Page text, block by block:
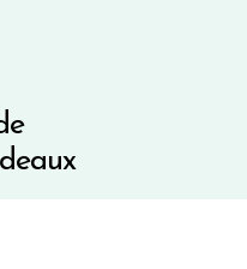
première commande
d'achat